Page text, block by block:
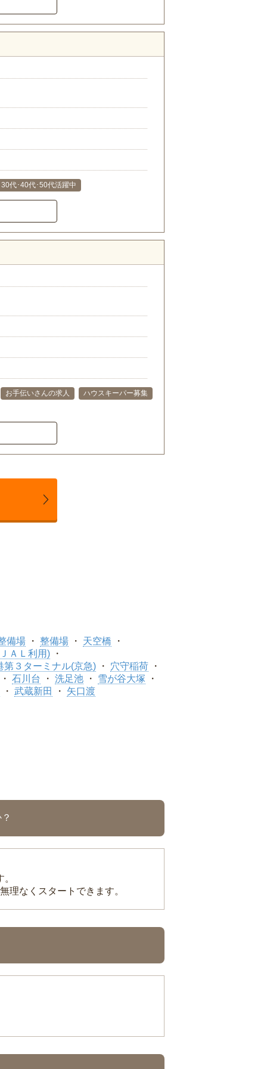
30代･40代･50代活躍中
お手伝いさんの求人
ハウスキーパー募集
備場 整備場
天空橋
ＡＬ利用)
第３ターミナル(京急)
穴守稲荷
石川台 洗足池
雪が谷大塚
武蔵新田 矢口渡
理なくスタートできます。